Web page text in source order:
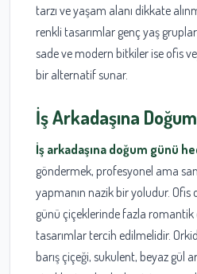
tarzı ve yaşam alanı dikkate
renkli tasarımlar genç yaş
sade ve modern bitkiler ise ofis
bir alternatif sunar.
İş Arkadaşına
İş arkadaşına doğum günü
göndermek, profesyonel ama
yapmanın nazik bir yoludur.
günü çiçeklerinde fazla romantik
tasarımlar tercih edilmelidir.
barış çiçeği, sukulent, beyaz gül